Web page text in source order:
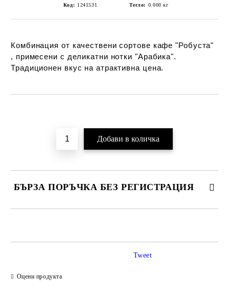
Код: 1241531 Тегло: 0.000 кг
Комбинация от качествени сортове кафе "Робуста"
, примесени с деликатни нотки "Арабика".
Традиционен вкус на атрактивна цена.
БЪРЗА ПОРЪЧКА БЕЗ РЕГИСТРАЦИЯ
Оцени продукта
Tweet